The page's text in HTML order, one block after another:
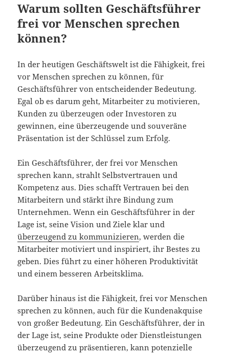
Warum sollten Geschäftsführer
frei vor Menschen sprechen
können?
In der heutigen Geschäftswelt ist die Fähigkeit, frei
vor Menschen sprechen zu können, für
Geschäftsführer von entscheidender Bedeutung.
Egal ob es darum geht, Mitarbeiter zu motivieren,
Kunden zu überzeugen oder Investoren zu
gewinnen, eine überzeugende und souveräne
Präsentation ist der Schlüssel zum Erfolg.
Ein Geschäftsführer, der frei vor Menschen
sprechen kann, strahlt Selbstvertrauen und
Kompetenz aus. Dies schafft Vertrauen bei den
Mitarbeitern und stärkt ihre Bindung zum
Unternehmen. Wenn ein Geschäftsführer in der
Lage ist, seine Vision und Ziele klar und
überzeugend zu kommunizieren, werden die
Mitarbeiter motiviert und inspiriert, ihr Bestes zu
geben. Dies führt zu einer höheren Produktivität
und einem besseren Arbeitsklima.
Darüber hinaus ist die Fähigkeit, frei vor Menschen
sprechen zu können, auch für die Kundenakquise
von großer Bedeutung. Ein Geschäftsführer, der in
der Lage ist, seine Produkte oder Dienstleistungen
überzeugend zu präsentieren, kann potenzielle